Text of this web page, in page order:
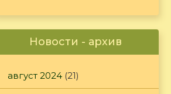
Новости - архив
август 2024 (21)